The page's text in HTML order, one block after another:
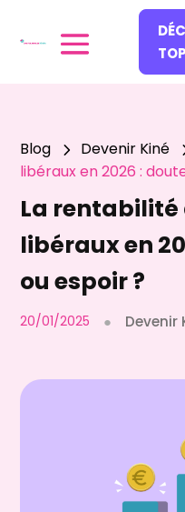
Blog 5 Devenir Kiné
libéraux en 2026 :
La rentabilité
libéraux en
ou espoir ?
20/01/2025 ● Devenir